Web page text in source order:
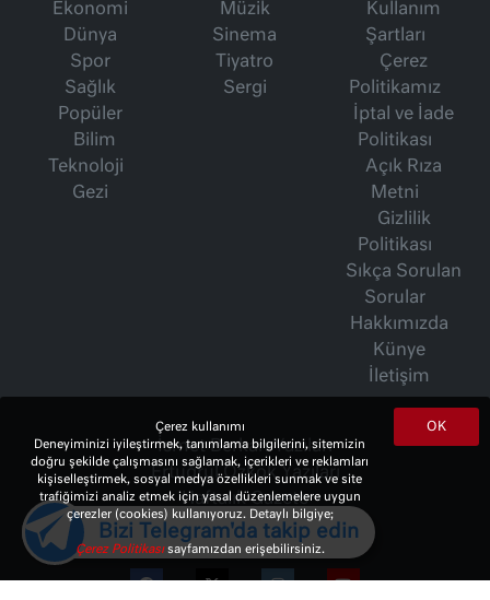
Ekonomi
Dünya
Spor
Sağlık
Popüler
Bilim
Teknoloji
Gezi
Müzik
Sinema
Tiyatro
Sergi
Kullanım
Şartları
Çerez
Politikamız
İptal ve İade
Politikası
Açık Rıza
Metni
Gizlilik
Politikası
Sıkça Sorulan
Sorular
Hakkımızda
Künye
İletişim
İsmet Berkan Yazıları
Ertuğrul Özkök Yazıları
Haftalık Gazete
OK
Çerez kullanımı
Deneyiminizi iyileştirmek, tanımlama bilgilerini, sitemizin
doğru şekilde çalışmasını sağlamak, içerikleri ve reklamları
kişiselleştirmek, sosyal medya özellikleri sunmak ve site
trafiğimizi analiz etmek için yasal düzenlemelere uygun
çerezler (cookies) kullanıyoruz. Detaylı bilgiye;
Çerez Politikasısayfamızdan erişebilirsiniz.
Bizi Telegram'da takip edin